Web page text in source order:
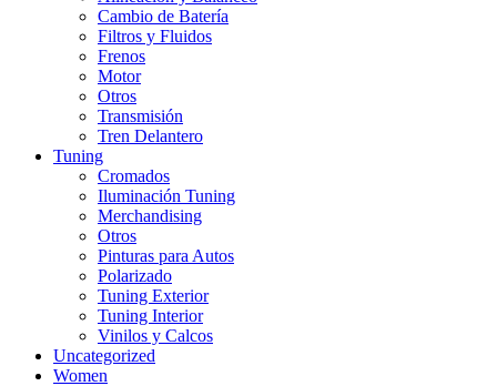
Cambio de Batería
Filtros y Fluidos
Frenos
Motor
Otros
Transmisión
Tren Delantero
Tuning
Cromados
Iluminación Tuning
Merchandising
Otros
Pinturas para Autos
Polarizado
Tuning Exterior
Tuning Interior
Vinilos y Calcos
Uncategorized
Women